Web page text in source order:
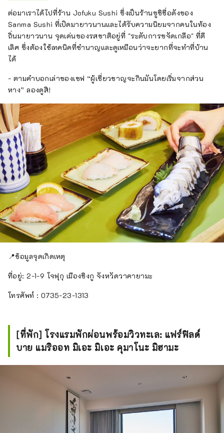
ต่อมาเราได้ไปที่ร้าน Jofuku Sushi ซึ่งเป็นร้านซูชิชื่อดังของ
Sanma Sushi ที่เปิดมายาวนานและได้รับความนิยมจากคนในท้อง
ถิ่นมายาวนาน จุดเด่นของรสชาติอยู่ที่ "ระดับการขจัดเกลือ" ที่ดี
เลิศ ซึ่งต้องใช้เทคนิคที่ชำนาญและดูเหมือนว่าจะยากที่จะทำที่บ้าน
ได้
- ตามคำบอกเล่าของเชฟ “ผู้เชี่ยวชาญจะกินมันโดยเริ่มจากส่วน
หาง” ลองดูสิ!
📍ข้อมูลจุดเกิดเหตุ
ที่อยู่: 2-1-9 โจฟุกุ เมืองชิงกู จังหวัดวาคายามะ
โทรศัพท์ : 0735-23-1313
[ที่พัก] โรงแรมพักผ่อนพร้อมวิวทะเล: แฟร์ฟิลด์
บาย แมริออท มิเอะ มิเอะ คุมาโนะ มิฮามะ